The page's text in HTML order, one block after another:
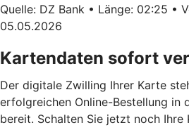
Quelle: DZ Bank • Länge: 02:25 •
05.05.2026
Kartendaten sofort
Der digitale Zwilling Ihrer Karte
erfolgreichen Online-Bestellung in
bereit. Schalten Sie jetzt noch Ihre